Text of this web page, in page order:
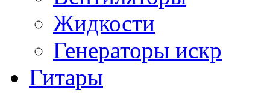
Жидкости
Генераторы искр
Гитары